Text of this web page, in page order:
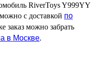
RiverToys Y999YY
с доставкой по
заказ можно забрать
в Москве.